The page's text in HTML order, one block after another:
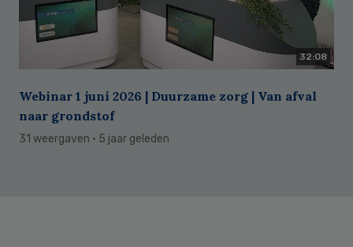
32:08
Webinar 1 juni 2026 | Duurzame zorg | Van afval
naar grondstof
31 weergaven · 5 jaar geleden